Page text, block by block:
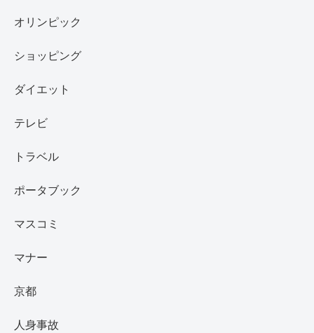
オリンピック
ショッピング
ダイエット
テレビ
トラベル
ポータブック
マスコミ
マナー
京都
人身事故